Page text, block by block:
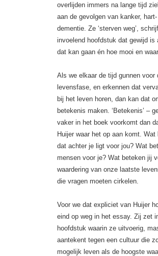
overlijden immers na lange tijd
aan de gevolgen van kanker,
dementie. Ze ‘sterven weg’,
invoelend hoofdstuk dat gewijd is
dat kan gaan én hoe mooi en
Als we elkaar de tijd gunnen voor
levensfase, en erkennen dat
bij het leven horen, dan kan dat
betekenis maken. ‘Betekenis’ –
vaker in het boek voorkomt dan
Huijer waar het op aan komt.
dat achter je ligt voor jou? Wat
mensen voor je? Wat beteken jij
waardering van onze laatste
die vragen moeten cirkelen.
Voor we dat expliciet van Huijer
eind op weg in het essay. Zij zet
hoofdstuk waarin ze uitvoerig,
aantekent tegen een cultuur die
mogelijk leven als de hoogste